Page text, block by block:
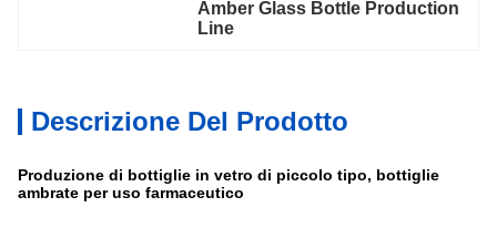
Amber Glass Bottle Production
Line
Descrizione Del Prodotto
Produzione di bottiglie in vetro di piccolo tipo, bottiglie
ambrate per uso farmaceutico